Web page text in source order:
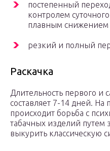
постепенный
контролем
плавным снижением
резкий и полный
Раскачка
Длительность первого и
составляет 7-14 дней. На
происходит борьба с
табачных изделий
выкурить классическую